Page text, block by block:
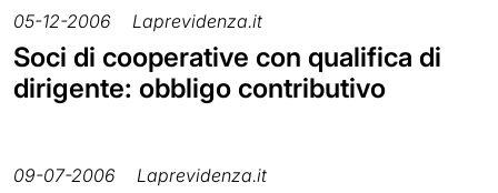
05-12-2006 Laprevidenza.it
Soci di cooperative con qualifica di
dirigente: obbligo contributivo
09-07-2006 Laprevidenza.it